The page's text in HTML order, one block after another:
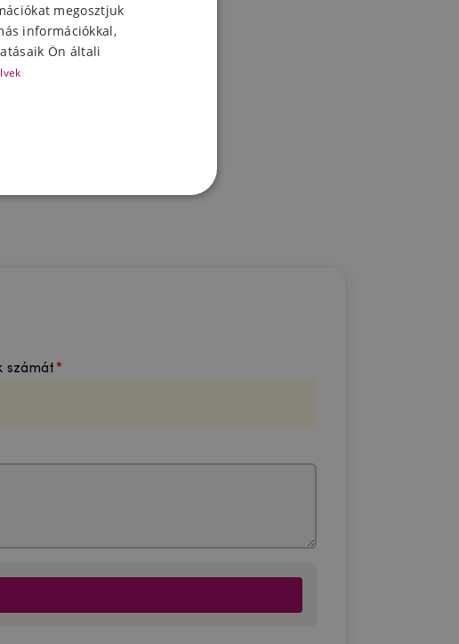
számát
megosztjuk
információkkal,
Ön általi